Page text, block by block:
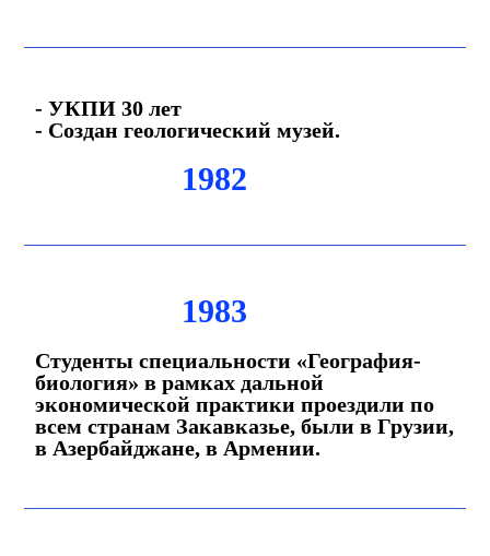
- УКПИ 30 лет
- Создан геологический музей.
1982
1983
Студенты специальности «География-
биология» в рамках дальной
экономической практики проездили по
всем странам Закавказье, были в Грузии,
в Азербайджане, в Армении.